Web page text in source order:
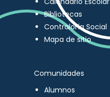
Bibliotecas
Contraloría Social
Mapa de sitio
Comunidades
Alumnos